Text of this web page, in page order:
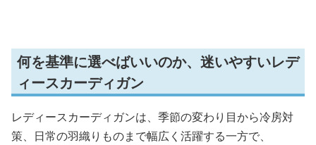
何を基準に選べばいいのか、迷いやすいレデ
ィースカーディガン
レディースカーディガンは、季節の変わり目から冷房対
策、日常の羽織りものまで幅広く活躍する一方で、